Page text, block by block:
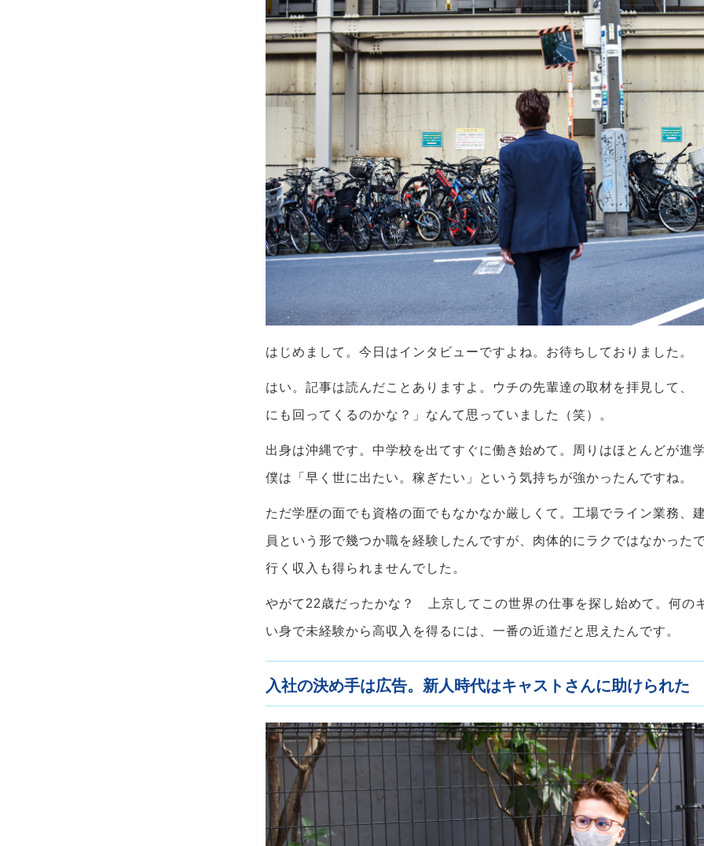
はじめまして。今日はインタビューですよね。お待ちしておりました。
はい。記事は読んだことありますよ。ウチの先輩達の取材を拝見して、
にも回ってくるのかな？」なんて思っていました（笑）。
出身は沖縄です。中学校を出てすぐに働き始めて。周りはほとんどが進
僕は「早く世に出たい。稼ぎたい」という気持ちが強かったんですね。
ただ学歴の面でも資格の面でもなかなか厳しくて。工場でライン業務、
員という形で幾つか職を経験したんですが、肉体的にラクではなかった
行く収入も得られませんでした。
やがて22歳だったかな？ 上京してこの世界の仕事を探し始めて。何の
い身で未経験から高収入を得るには、一番の近道だと思えたんです。
入社の決め手は広告。新人時代はキャストさんに助けられた